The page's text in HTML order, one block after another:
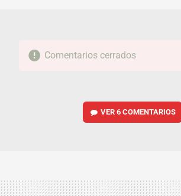
Comentarios cerrados
VER6 COMENTARIOS